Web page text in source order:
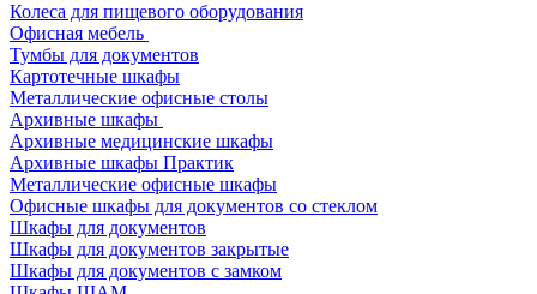
Колеса для пищевого оборудования
Офисная мебель
Тумбы для документов
Картотечные шкафы
Металлические офисные столы
Архивные шкафы
Архивные медицинские шкафы
Архивные шкафы Практик
Металлические офисные шкафы
Офисные шкафы для документов со стеклом
Шкафы для документов
Шкафы для документов закрытые
Шкафы для документов с замком